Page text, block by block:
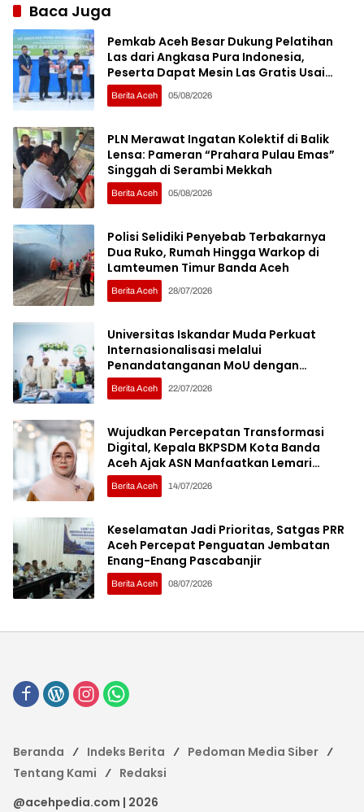
Baca Juga
Pemkab Aceh Besar Dukung Pelatihan
Las dari Angkasa Pura Indonesia,
Peserta Dapat Mesin Las Gratis Usai
Pelatihan
Berita Aceh 05/08/2026
PLN Merawat Ingatan Kolektif di Balik
Lensa: Pameran “Prahara Pulau Emas”
Singgah di Serambi Mekkah
Berita Aceh 05/08/2026
Polisi Selidiki Penyebab Terbakarnya
Dua Ruko, Rumah Hingga Warkop di
Lamteumen Timur Banda Aceh
Berita Aceh 28/07/2026
Universitas Iskandar Muda Perkuat
Internasionalisasi melalui
Penandatanganan MoU dengan
Sembilan Institusi Pendidikan Thailand
Selatan
Berita Aceh 22/07/2026
Wujudkan Percepatan Transformasi
Digital, Kepala BKPSDM Kota Banda
Aceh Ajak ASN Manfaatkan Lemari
Digital
Berita Aceh 14/07/2026
Keselamatan Jadi Prioritas, Satgas PRR
Aceh Percepat Penguatan Jembatan
Enang-Enang Pascabanjir
Berita Aceh 08/07/2026
Beranda Indeks Berita
Pedoman Media Siber
Tentang Kami
Redaksi
@acehpedia.com | 2026